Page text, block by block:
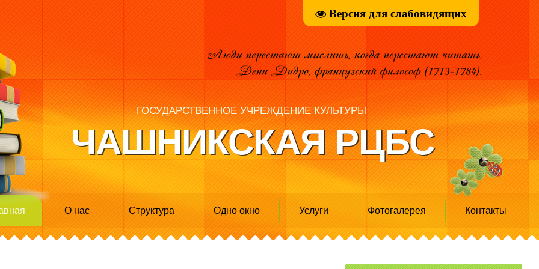
Версия для слабовидящих
ЧАШНИКСКАЯ РЦБС
ГОСУДАРСТВЕННОЕ УЧРЕЖДЕНИЕ КУЛЬТУРЫ
О нас Структура Одно окно Услуги Фотогалерея Контакты